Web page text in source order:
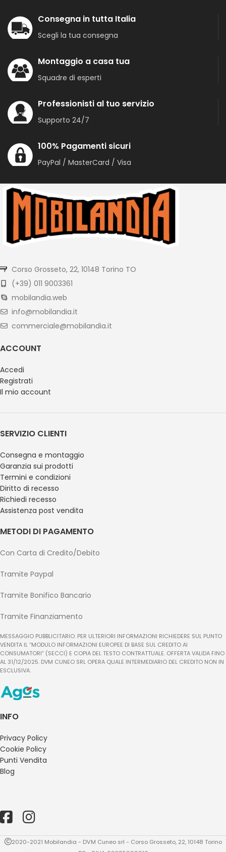
Consegna in tutta Italia
Scegli la tua consegna
Montaggio a casa tua
Squadre di esperti
Professionisti al tuo servizio
Supporto 24/7
100% Pagamenti sicuri
PayPal / MasterCard / Visa
Corso Grosseto, 22, 10148 Torino TO
(+39) 011 9003361
mobilandia.web
info@mobilandia.it
commerciale@mobilandia.it
ACCOUNT
Accedi
Registrati
Il mio account
SERVIZIO CLIENTI
Consegna e montaggio
Garanzia sui prodotti
Termini e condizioni
Diritto di recesso
Richiedi recesso
Assistenza post vendita
METODI DI PAGAMENTO
Con Carta di Credito/Debito
Tramite Paypal
Tramite Bonifico Bancario
Tramite Finanziamento
MESSAGGIO PUBBLICITARIO. PER ULTERIORI INFORMAZIONI RICHIEDERE SUL PUNTO
VENDITA IL “MODULO INFORMAZIONI EUROPEE DI BASE SUL CREDITO AI
CONSUMATORI” (SECCI) E COPIA DEL TESTO CONTRATTUALE. OFFERTA VALIDA FINO
AL 31/12/2025. DVM CUNEO SRL OPERA QUALE INTERMEDIARIO DEL CREDITO NON IN
ESCLUSIVA.
INFO
Privacy Policy
Cookie Policy
Punti Vendita
Blog
2020-2021 Mobilandia - DVM Cuneo srl - Corso Grosseto, 22, 10148 Torino